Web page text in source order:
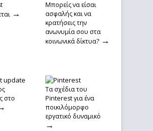
→
Μπορείς να είσαι
ασφαλής και να
κρατήσεις την
ανωνυμία σου στα
κοινωνικά δίκτυα? →
στο
Τα σχέδια του
Pinterest για ένα
ποικιλόμορφο
εργατικό δυναμικό
→